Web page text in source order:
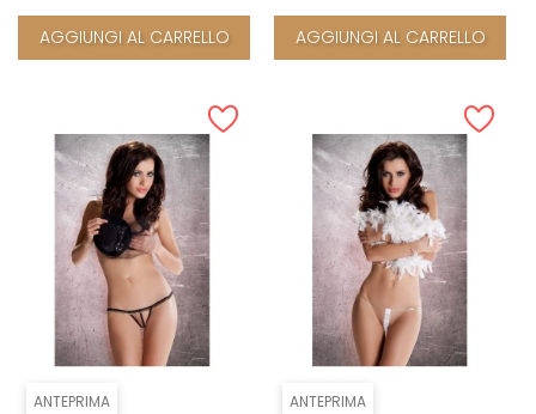
AGGIUNGI AL CARRELLO AGGIUNGI AL CARRELLO
ANTEPRIMA ANTEPRIMA